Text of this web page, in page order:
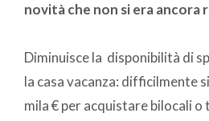
novità che non si era ancora
Diminuisce la disponibilità di
la casa vacanza: difficilmente
mila € per acquistare bilocali o